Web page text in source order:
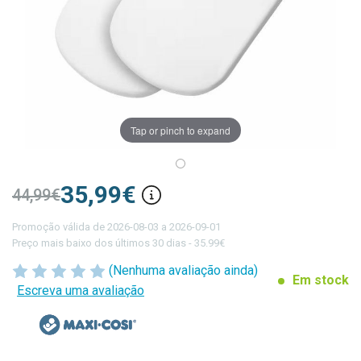
Tap or pinch to expand
(Nenhuma avaliação ainda)
Escreva uma avaliação
Em stock
35,99€
44,99€
Promoção válida de 2026-08-03 a 2026-09-01
Preço mais baixo dos últimos 30 dias - 35.99€